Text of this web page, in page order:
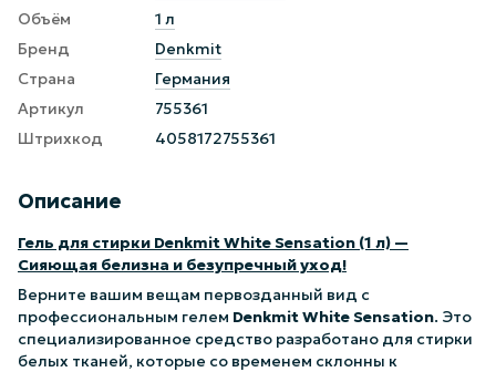
Объём
1 л
Бренд
Denkmit
Страна
Германия
Артикул
755361
Штрихкод
4058172755361
Описание
Гель для стирки Denkmit White Sensation (1 л) —
Сияющая белизна и безупречный уход!
Верните вашим вещам первозданный вид с
профессиональным гелем Denkmit White Sensation. Это
специализированное средство разработано для стирки
белых тканей, которые со временем склонны к